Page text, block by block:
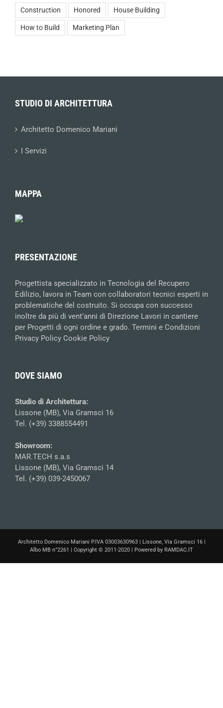
Construction Honored House Building
How to Build Marketing Plan
STUDIO DI ARCHITETTURA
Architetto Domenico Mariani
I Servizi
MAPPA
PRESENTAZIONE
Progettista specializzato in Tecnologia del Recupero
Edilizio, lavora in Team con collaboratori tecnici esperti in
problematiche del costruito. Si occupa con successo
inoltre da più di vent’anni di Direzione Lavori in cantiere
per Progetti di ogni ordine e grado. Termini e Condizioni
Privacy Policy Cookie Policy
DOVE SIAMO
Studio di Architettura:
Lissone (MB), Via Gramsci 16
Tel. (+39) 3388554491
Showroom:
MAR.TECH s.a.s
Lissone (MB), Via Gramsci 14
Tel. (+39) 039-2450067
Architetto Domenico Mariani P.IVA 03003630963 | Lissone, Via Gramsci 16 |
Albo MB n°2261 | Copyright © 2011-2020 | Powered by RAMDAC.IT